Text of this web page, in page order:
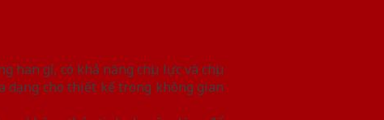
han gỉ, có khả năng chịu lực và chịu
dạng cho thiết kế trong không gian